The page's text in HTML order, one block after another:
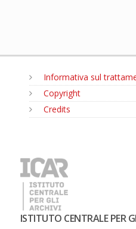
Informativa sul
Copyright
Credits
ISTITUTO CENTRALE PER